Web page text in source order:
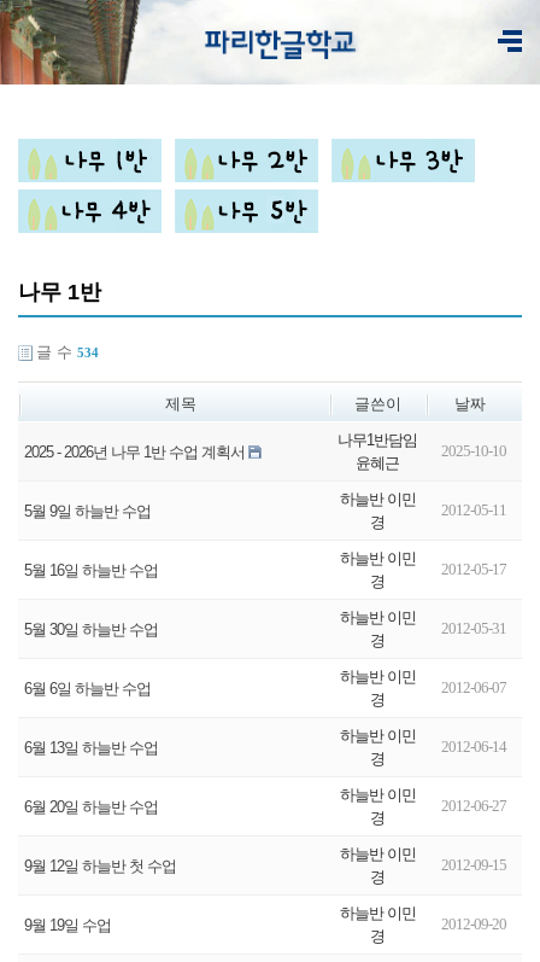
나무 1반
글 수 534
제목 글쓴이 날짜
2025 - 2026년 나무 1반 수업 계획서
나무1반담임
윤혜근
2025-10-10
5월 9일 하늘반 수업
하늘반 이민
경
2012-05-11
5월 16일 하늘반 수업
하늘반 이민
경
2012-05-17
5월 30일 하늘반 수업
하늘반 이민
경
2012-05-31
6월 6일 하늘반 수업
하늘반 이민
경
2012-06-07
6월 13일 하늘반 수업
하늘반 이민
경
2012-06-14
6월 20일 하늘반 수업
하늘반 이민
경
2012-06-27
9월 12일 하늘반 첫 수업
하늘반 이민
경
2012-09-15
9월 19일 수업
하늘반 이민
경
2012-09-20